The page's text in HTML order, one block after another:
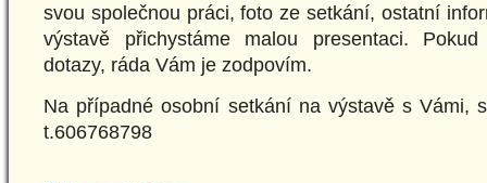
svou společnou práci, foto ze setkání, ostatní
výstavě přichystáme malou presentaci.
dotazy, ráda Vám je zodpovím.
Na případné osobní setkání na výstavě s Vámi,
t.606768798